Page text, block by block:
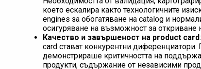
което ескалира както технологичните
engines за обогатяване на catalog и
осигуряване на възможност за откриване
Качество и завършеност на product card
card стават конкурентни
демонстрираше критичността на
продукти, съдържание от независими